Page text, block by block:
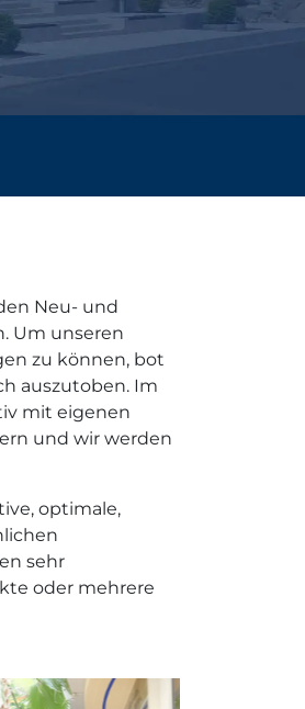
Neu- und
Um unseren
zu können, bot
auszutoben. Im
mit eigenen
und wir werden
optimale,
sehr
oder mehrere